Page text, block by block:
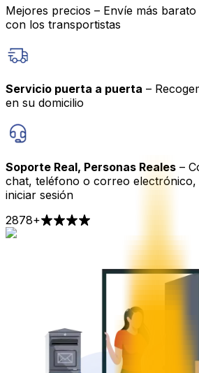
Mejores precios – Envíe más
con los transportistas
Servicio puerta a puerta –
en su domicilio
Soporte Real, Personas Reales –
chat, teléfono o correo electrónico,
iniciar sesión
2878+